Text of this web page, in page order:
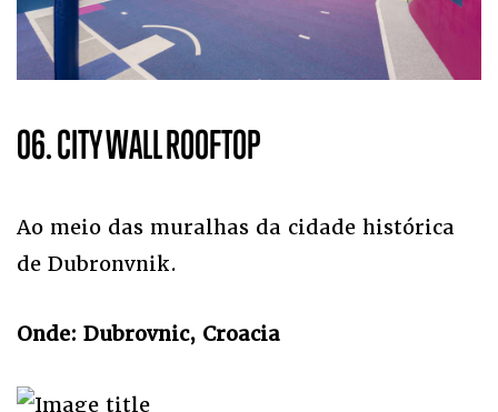
06. CITY WALL ROOFTOP
Ao meio das muralhas da cidade histórica
de Dubronvnik.
Onde: Dubrovnic, Croacia